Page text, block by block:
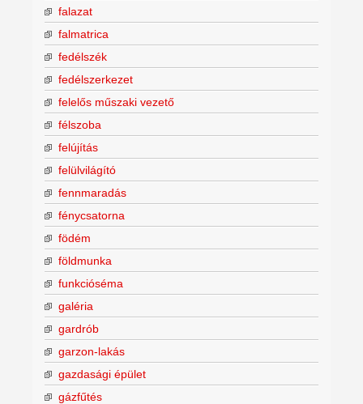
falazat
falmatrica
fedélszék
fedélszerkezet
felelős műszaki vezető
félszoba
felújítás
felülvilágító
fennmaradás
fénycsatorna
födém
földmunka
funkcióséma
galéria
gardrób
garzon-lakás
gazdasági épület
gázfűtés